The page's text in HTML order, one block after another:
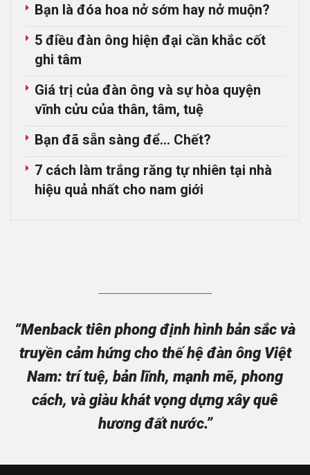
Bạn là đóa hoa nở sớm hay nở muộn?
5 điều đàn ông hiện đại cần khắc cốt
ghi tâm
Giá trị của đàn ông và sự hòa quyện
vĩnh cửu của thân, tâm, tuệ
Bạn đã sẵn sàng để… Chết?
7 cách làm trắng răng tự nhiên tại nhà
hiệu quả nhất cho nam giới
“Menback tiên phong định hình bản sắc và
truyền cảm hứng cho thế hệ đàn ông Việt
Nam: trí tuệ, bản lĩnh, mạnh mẽ, phong
cách, và giàu khát vọng dựng xây quê
hương đất nước.”